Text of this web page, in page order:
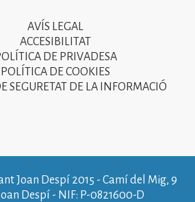
AVÍS LEGAL
ACCESIBILITAT
DE PRIVADESA
POLÍTICA DE COOKIES
SEGURETAT DE LA INFORMACIÓ
Joan Despí 2015 - Camí del Mig, 9
Despí - NIF: P-0821600-D